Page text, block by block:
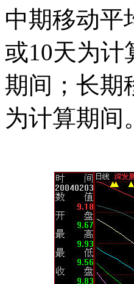
中期移动平
或10天为计
期间；长期
为计算期间。